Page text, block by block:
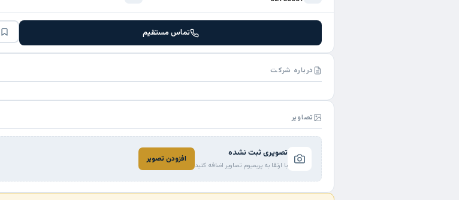
تماس مستقیم
درباره شرکت
تصاویر
تصویری ثبت نشده
با ارتقا به پریمیوم تصاویر اضافه کنید
افزودن تصویر